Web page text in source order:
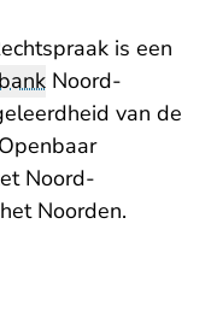
is een
Noord-
van de
Noord-
Noorden.